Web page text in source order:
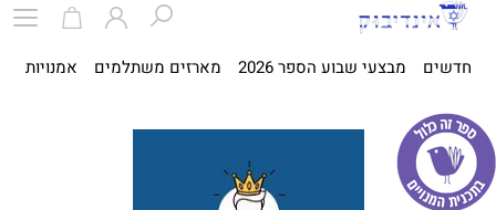
חדשים מבצעי שבוע הספר 2026 מארזים משתלמים אמנויות